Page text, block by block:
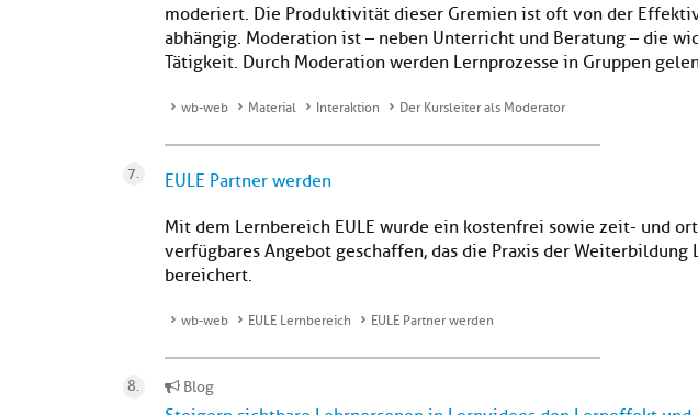
moderiert. Die Produktivität dieser Gremien ist oft von der
abhängig. Moderation ist – neben Unterricht und Beratung – die
Tätigkeit. Durch Moderation werden Lernprozesse in Gruppen
wb-web Material Interaktion Der Kursleiter als Moderator
EULE Partner werden
Mit dem Lernbereich EULE wurde ein kostenfrei sowie zeit- und
verfügbares Angebot geschaffen, das die Praxis der Weiterbildung
bereichert.
wb-web EULE Lernbereich EULE Partner werden
Blog